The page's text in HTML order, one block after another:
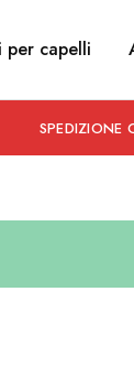
capelli
SPEDIZIONE